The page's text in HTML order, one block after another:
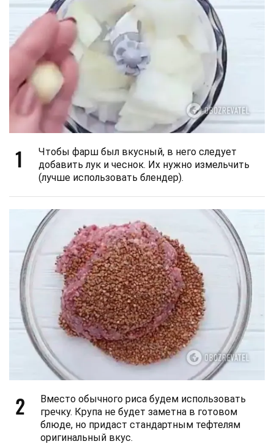
1
Чтобы фарш был вкусный, в него следует
добавить лук и чеснок. Их нужно измельчить
(лучше использовать блендер).
2
Вместо обычного риса будем использовать
гречку. Крупа не будет заметна в готовом
блюде, но придаст стандартным тефтелям
оригинальный вкус.